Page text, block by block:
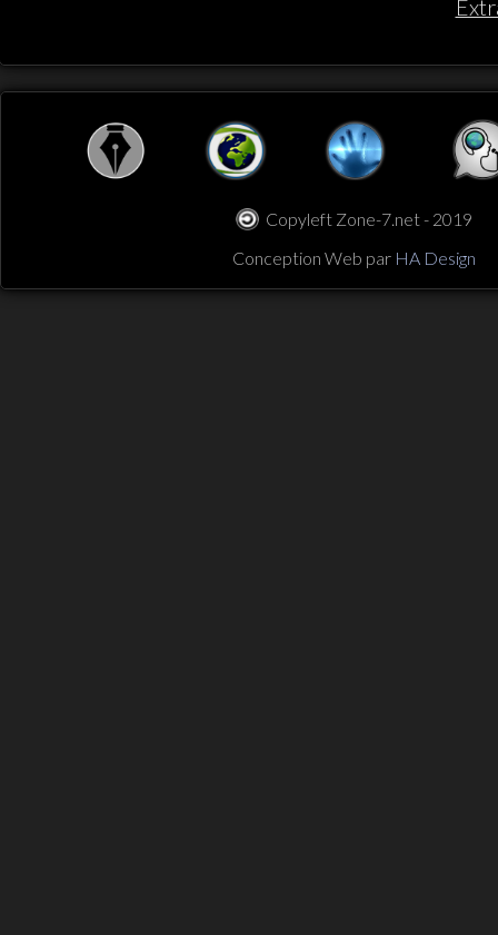
Copyleft Zone-7.net - 2019
Conception Web par HA Design